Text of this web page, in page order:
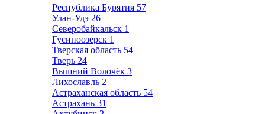
Республика Бурятия 57
Улан-Удэ 26
Северобайкальск 1
Гусиноозерск 1
Тверская область 54
Тверь 24
Вышний Волочёк 3
Лихославль 2
Астраханская область 54
Астрахань 31